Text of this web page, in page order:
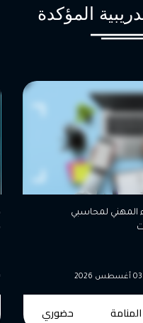
المؤكدة
حضوري
دورة : تحليل
من المفاهيم إلى
30 أغسطس 2026
3750 $